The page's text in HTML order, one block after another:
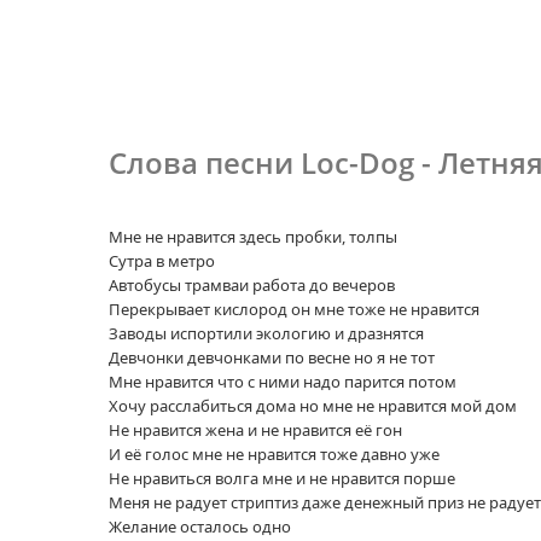
Слова песни Loc-Dog - Летняя
Мне не нравится здесь пробки, толпы
Сутра в метро
Автобусы трамваи работа до вечеров
Перекрывает кислород он мне тоже не нравится
Заводы испортили экологию и дразнятся
Девчонки девчонками по весне но я не тот
Мне нравится что с ними надо парится потом
Хочу расслабиться дома но мне не нравится мой дом
Не нравится жена и не нравится её гон
И её голос мне не нравится тоже давно уже
Не нравиться волга мне и не нравится порше
Меня не радует стриптиз даже денежный приз не радует
Желание осталось одно